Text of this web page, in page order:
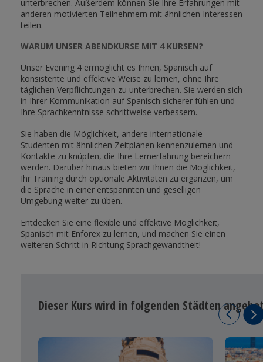
unterbrechen. Außerdem können Sie Ihre Erfahrungen mit
anderen motivierten Teilnehmern mit ähnlichen Interessen
teilen.
WARUM UNSER ABENDKURSE MIT 4 KURSEN?
Unser Evening 4 ermöglicht es Ihnen, Spanisch auf
konsistente und effektive Weise zu lernen, ohne Ihre
täglichen Verpflichtungen zu unterbrechen. Sie werden sich
in Ihrer Kommunikation auf Spanisch sicherer fühlen und
Ihre Sprachkenntnisse schrittweise verbessern.
Sie haben die Möglichkeit, andere internationale
Studenten mit ähnlichen Zeitplänen kennenzulernen und
Kontakte zu knüpfen, die Ihre Lernerfahrung bereichern
werden. Darüber hinaus bieten wir Ihnen die Möglichkeit,
Ihr Training durch optionale Aktivitäten zu ergänzen, um
die Sprache in einer entspannten und geselligen
Umgebung weiter zu üben.
Entdecken Sie eine flexible und effektive Möglichkeit,
Spanisch mit Enforex zu lernen, und machen Sie einen
weiteren Schritt in Richtung Sprachgewandtheit!
Dieser Kurs wird in folgenden Städten